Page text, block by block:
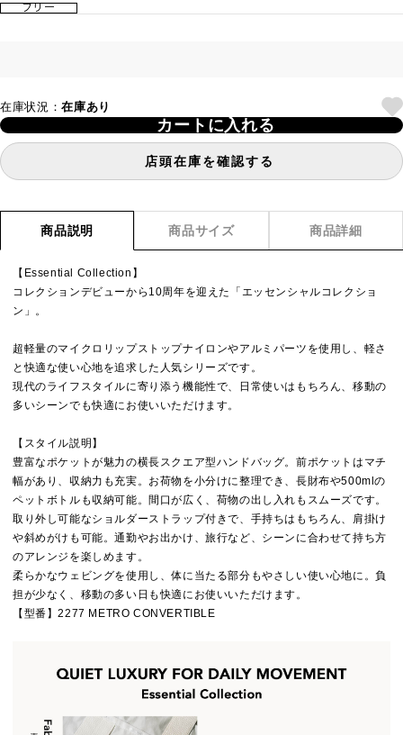
フリー
在庫状況：在庫あり
カートに入れる
店頭在庫を確認する
商品説明 商品サイズ 商品詳細
【Essential Collection】
コレクションデビューから10周年を迎えた「エッセンシャルコレクショ
ン」。
超軽量のマイクロリップストップナイロンやアルミパーツを使用し、軽さ
と快適な使い心地を追求した人気シリーズです。
現代のライフスタイルに寄り添う機能性で、日常使いはもちろん、移動の
多いシーンでも快適にお使いいただけます。
【スタイル説明】
豊富なポケットが魅力の横長スクエア型ハンドバッグ。前ポケットはマチ
幅があり、収納力も充実。お荷物を小分けに整理でき、長財布や500mlの
ペットボトルも収納可能。間口が広く、荷物の出し入れもスムーズです。
取り外し可能なショルダーストラップ付きで、手持ちはもちろん、肩掛け
や斜めがけも可能。通勤やお出かけ、旅行など、シーンに合わせて持ち方
のアレンジを楽しめます。
柔らかなウェビングを使用し、体に当たる部分もやさしい使い心地に。負
担が少なく、移動の多い日も快適にお使いいただけます。
【型番】2277 METRO CONVERTIBLE